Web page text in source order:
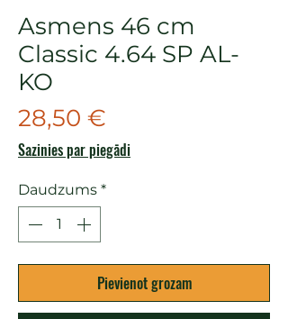
Asmens 46 cm
Classic 4.64 SP AL-
KO
28,50 €
Sazinies par piegādi
Daudzums *
Pievienot grozam